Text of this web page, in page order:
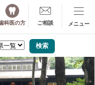
科医の方 ご相談